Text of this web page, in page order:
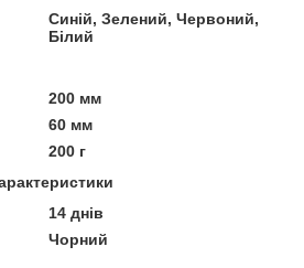
Синій, Зелений, Червоний,
Білий
200 мм
60 мм
200 г
14 днів
Чорний